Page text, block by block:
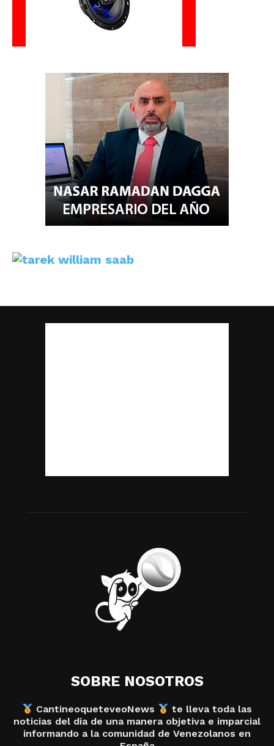
SOBRE NOSOTROS
CantineoqueteveoNews
te lleva toda las
noticias del dia de una manera objetiva e imparcial
informando a la comunidad de Venezolanos en